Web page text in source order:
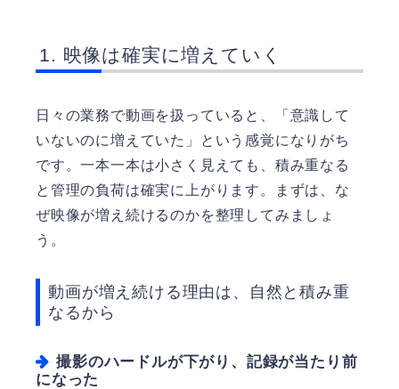
映像は確実に増えていく
日々の業務で動画を扱っていると、「意識して
いないのに増えていた」という感覚になりがち
です。一本一本は小さく見えても、積み重なる
と管理の負荷は確実に上がります。まずは、な
ぜ映像が増え続けるのかを整理してみましょ
う。
動画が増え続ける理由は、自然と積み重
なるから
撮影のハードルが下がり、記録が当たり前
になった